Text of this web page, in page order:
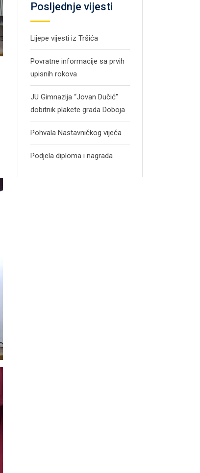
Posljednje vijesti
Lijepe vijesti iz Tršića
Povratne informacije sa prvih
upisnih rokova
JU Gimnazija “Jovan Dučić”
dobitnik plakete grada Doboja
Pohvala Nastavničkog vijeća
Podjela diploma i nagrada